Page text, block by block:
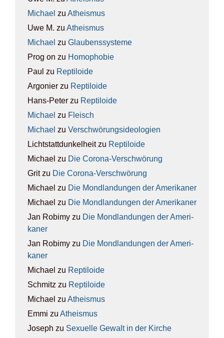
Michael zu Athe­is­mus
Uwe M. zu Athe­is­mus
Michael zu Glau­bens­sys­te­me
Prog on zu Homo­pho­bie
Paul zu Rep­ti­lo­ide
Argonier zu Rep­ti­lo­ide
Hans-Peter zu Rep­ti­lo­ide
Michael zu Fleisch
Michael zu Ver­schwö­rungs­ideo­lo­gien
Lichtstattdunkelheitzu Rep­ti­lo­ide
Michael zu Die Coro­na-Ver­schwö­rung
Gritzu Die Coro­na-Ver­schwö­rung
Michael zu Die Mond­lan­dun­gen der Ame­ri­ka­ner
Michael zu Die Mond­lan­dun­gen der Ame­ri­ka­ner
Jan Robimy zu Die Mond­lan­dun­gen der Ame­ri­
ka­ner
Jan Robimy zu Die Mond­lan­dun­gen der Ame­ri­
ka­ner
Michael zu Rep­ti­lo­ide
Schmitz zu Rep­ti­lo­ide
Michael zu Athe­is­mus
Emmi zu Athe­is­mus
Joseph zu Sexu­el­le Gewalt in der Kir­che